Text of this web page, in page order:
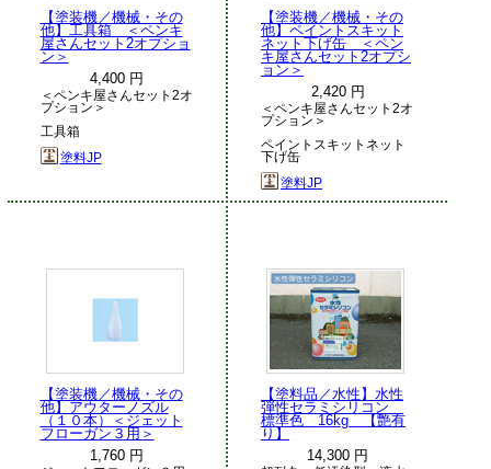
【塗装機／機械・その
他】工具箱 ＜ペンキ
屋さんセット2オプショ
ン＞
4,400 円
＜ペンキ屋さんセット2オ
プション＞
工具箱
塗料JP
【塗装機／機械・その
他】ペイントスキット
ネット下げ缶 ＜ペン
キ屋さんセット2オプシ
ョン＞
2,420 円
＜ペンキ屋さんセット2オ
プション＞
ペイントスキットネット
下げ缶
塗料JP
【塗装機／機械・その
他】アウターノズル
（１０本）＜ジェット
フローガン３用＞
1,760 円
【塗料品／水性】水性
弾性セラミシリコン
標準色 16kg 【艶有
り】
14,300 円